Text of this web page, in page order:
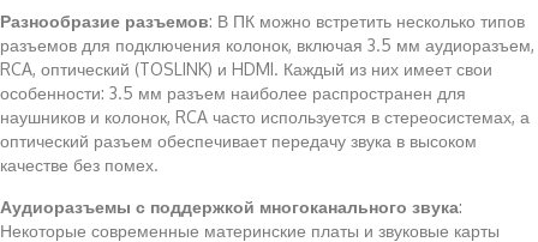
Разнообразие разъемов: В ПК можно встретить несколько типов
разъемов для подключения колонок, включая 3.5 мм аудиоразъем,
RCA, оптический (TOSLINK) и HDMI. Каждый из них имеет свои
особенности: 3.5 мм разъем наиболее распространен для
наушников и колонок, RCA часто используется в стереосистемах, а
оптический разъем обеспечивает передачу звука в высоком
качестве без помех.
Аудиоразъемы с поддержкой многоканального звука:
Некоторые современные материнские платы и звуковые карты